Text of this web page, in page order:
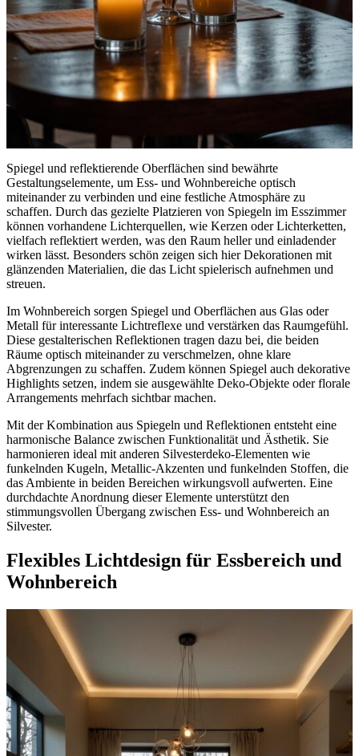
Spiegel und reflektierende Oberflächen sind bewährte
Gestaltungselemente, um Ess- und Wohnbereiche optisch
miteinander zu verbinden und eine festliche Atmosphäre zu
schaffen. Durch das gezielte Platzieren von Spiegeln im Esszimmer
können vorhandene Lichterquellen, wie Kerzen oder Lichterketten,
vielfach reflektiert werden, was den Raum heller und einladender
wirken lässt. Besonders schön zeigen sich hier Dekorationen mit
glänzenden Materialien, die das Licht spielerisch aufnehmen und
streuen.
Im Wohnbereich sorgen Spiegel und Oberflächen aus Glas oder
Metall für interessante Lichtreflexe und verstärken das Raumgefühl.
Diese gestalterischen Reflektionen tragen dazu bei, die beiden
Räume optisch miteinander zu verschmelzen, ohne klare
Abgrenzungen zu schaffen. Zudem können Spiegel auch dekorative
Highlights setzen, indem sie ausgewählte Deko-Objekte oder florale
Arrangements mehrfach sichtbar machen.
Mit der Kombination aus Spiegeln und Reflektionen entsteht eine
harmonische Balance zwischen Funktionalität und Ästhetik. Sie
harmonieren ideal mit anderen Silvesterdeko-Elementen wie
funkelnden Kugeln, Metallic-Akzenten und funkelnden Stoffen, die
das Ambiente in beiden Bereichen wirkungsvoll aufwerten. Eine
durchdachte Anordnung dieser Elemente unterstützt den
stimmungsvollen Übergang zwischen Ess- und Wohnbereich an
Silvester.
Flexibles Lichtdesign für Essbereich und
Wohnbereich